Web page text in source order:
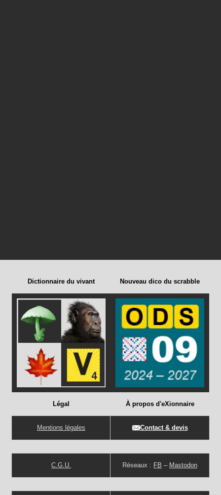
Dictionnaire du vivant Nouveau dico du scrabble
Légal
Mentions légales
C.G.U.
À propos d'eXionnaire
Contact & devis
Réseaux : FB – Mastodon